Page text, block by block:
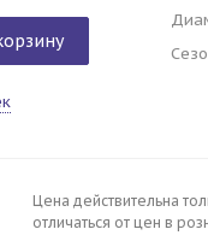
Цена действительна
отличаться от цен в